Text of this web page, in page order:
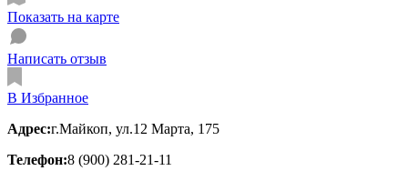
Показать на карте
Написать отзыв
В Избранное
Адрес:г.Майкоп, ул.12 Марта, 175
Телефон:8 (900) 281-21-11